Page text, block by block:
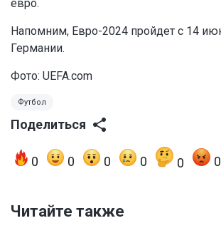
евро.
Напомним, Евро-2024 пройдет с 14
Германии.
Фото: UEFA.com
Футбол
Поделиться
0 0 0 0 0 0
Читайте также